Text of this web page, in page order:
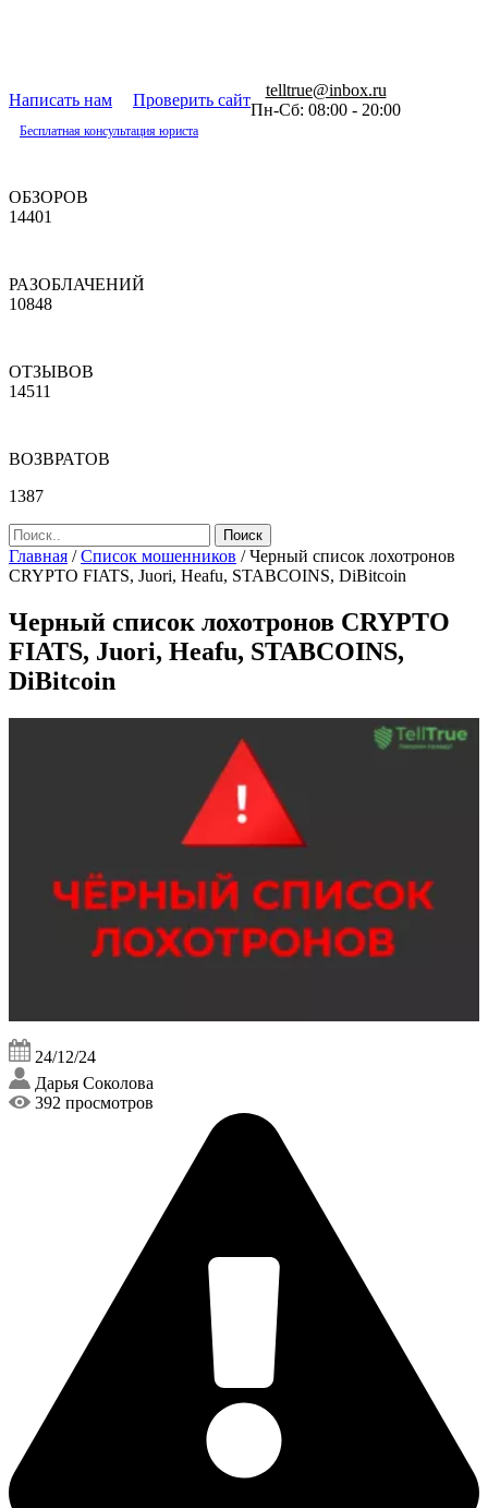
Написать нам Проверить сайт
telltrue@inbox.ru
Пн-Сб: 08:00 - 20:00
Бесплатная консультация юриста
ОБЗОРОВ
14401
РАЗОБЛАЧЕНИЙ
10848
ОТЗЫВОВ
14511
ВОЗВРАТОВ
1387
Главная /Список мошенников /Черный список лохотронов
CRYPTO FIATS, Juori, Heafu, STABCOINS, DiBitcoin
Черный список лохотронов CRYPTO
FIATS, Juori, Heafu, STABCOINS,
DiBitcoin
24/12/24
Дарья Соколова
392 просмотров